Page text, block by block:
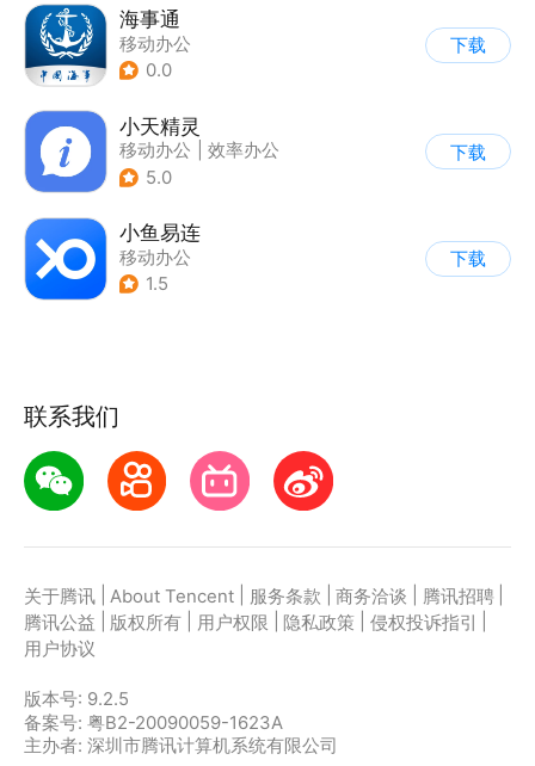
海事通
移动办公
0.0
下载
小天精灵
移动办公
效率办公
5.0
下载
小鱼易连
移动办公
1.5
下载
联系我们
关于腾讯 About Tencent 服务条款 商务洽谈 腾讯招聘
腾讯公益
版权所有 用户权限 隐私政策 侵权投诉指引
用户协议
版本号: 9.2.5
备案号: 粤B2-20090059-1623A
主办者: 深圳市腾讯计算机系统有限公司